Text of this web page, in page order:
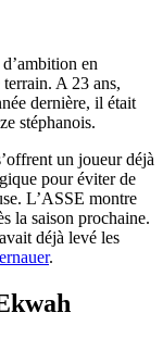
en
A 23 ans,
dernière, il était
stéphanois.
un joueur déjà
pour éviter de
L’ASSE montre
la saison prochaine.
déjà levé les
.